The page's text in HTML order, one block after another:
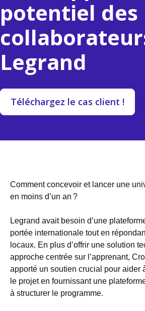
potentiel des
Legrand
Téléchargez le cas client !
Comment concevoir et lancer une
en moins d’un an ?
Legrand avait besoin d’une
portée internationale tout en
locaux. En plus d’offrir une solution
approche centrée sur l’apprenant,
apporté un soutien crucial pour aider
le projet en fournissant une
à structurer le programme.